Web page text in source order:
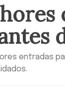
entradas